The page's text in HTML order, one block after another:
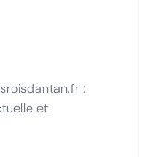
:
et